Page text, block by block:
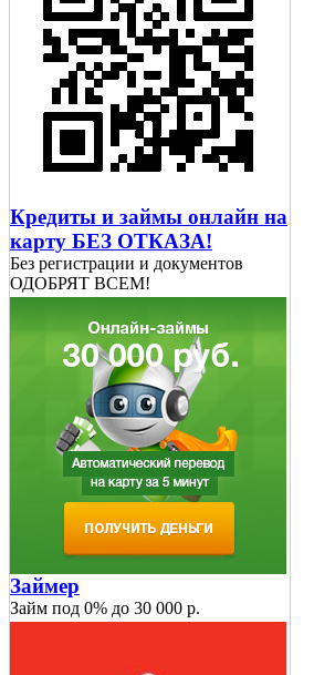
Кредиты и займы онлайн на
карту БЕЗ ОТКАЗА!
Без регистрации и документов
ОДОБРЯТ ВСЕМ!
Займер
Займ под 0% до 30 000 р.